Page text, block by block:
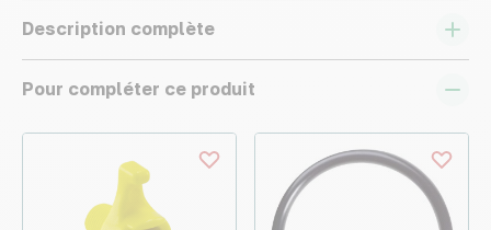
Description complète
Pour compléter ce produit